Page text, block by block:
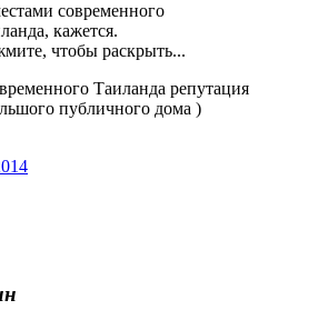
современного
кажется.
чтобы раскрыть...
Таиланда репутация
публичного дома )